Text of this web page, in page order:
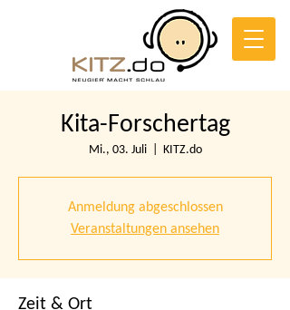
Kita-Forschertag
Mi., 03. Juli
  |
KITZ.do
Anmeldung abgeschlossen
Veranstaltungen ansehen
Zeit & Ort